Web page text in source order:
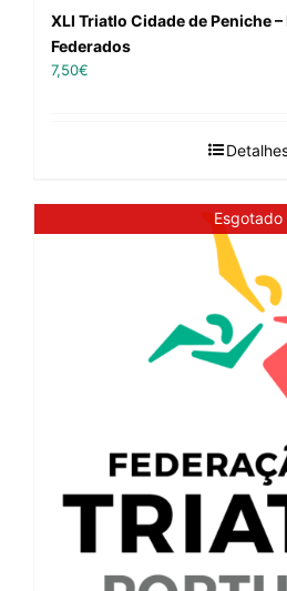
XLI Triatlo Cidade de Peniche –
Federados
7,50€
Esgotado